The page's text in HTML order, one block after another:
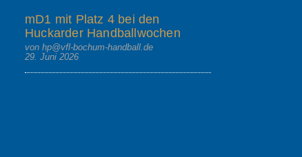
mD1 mit Platz 4 bei den
Huckarder Handballwochen
von hp@vfl-bochum-handball.de
29. Juni 2026